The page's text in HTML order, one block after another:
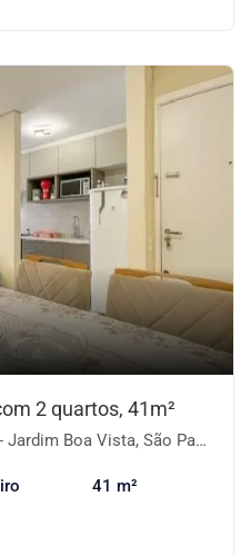
2 quartos, 41m²
Boa Vista, São Paulo-SP
41 m²